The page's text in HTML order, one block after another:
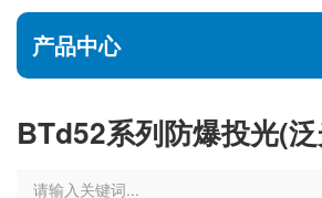
产品中心
BTd52系列防爆投光(泛